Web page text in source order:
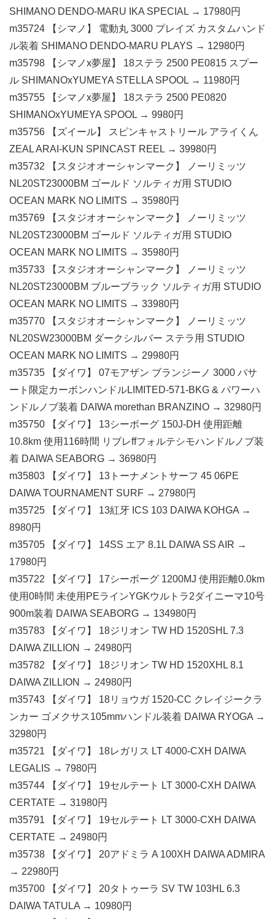
SHIMANO DENDO-MARU IKA SPECIAL → 17980円
m35724 【シマノ】 電動丸 3000 プレイズ カスタムハンド
ル装着 SHIMANO DENDO-MARU PLAYS → 12980円
m35798 【シマノx夢屋】 18ステラ 2500 PE0815 スプー
ル SHIMANOxYUMEYA STELLA SPOOL → 11980円
m35755 【シマノx夢屋】 18ステラ 2500 PE0820
SHIMANOxYUMEYA SPOOL → 9980円
m35756 【ズイール】 スピンキャストリール アライくん
ZEAL ARAI-KUN SPINCAST REEL → 39980円
m35732 【スタジオオーシャンマーク】 ノーリミッツ
NL20ST23000BM ゴールド ソルティガ用 STUDIO
OCEAN MARK NO LIMITS → 35980円
m35769 【スタジオオーシャンマーク】 ノーリミッツ
NL20ST23000BM ゴールド ソルティガ用 STUDIO
OCEAN MARK NO LIMITS → 35980円
m35733 【スタジオオーシャンマーク】 ノーリミッツ
NL20ST23000BM ブルーブラック ソルティガ用 STUDIO
OCEAN MARK NO LIMITS → 33980円
m35770 【スタジオオーシャンマーク】 ノーリミッツ
NL20SW23000BM ダークシルバー ステラ用 STUDIO
OCEAN MARK NO LIMITS → 29980円
m35735 【ダイワ】 07モアザン ブランジーノ 3000 バサ
ート限定カーボンハンドルLIMITED-571-BKG & パワーハ
ンドルノブ装着 DAIWA morethan BRANZINO → 32980円
m35750 【ダイワ】 13シーボーグ 150J-DH 使用距離
10.8km 使用116時間 リブレffフォルテシモハンドルノブ装
着 DAIWA SEABORG → 36980円
m35803 【ダイワ】 13トーナメントサーフ 45 06PE
DAIWA TOURNAMENT SURF → 27980円
m35725 【ダイワ】 13紅牙 ICS 103 DAIWA KOHGA →
8980円
m35705 【ダイワ】 14SS エア 8.1L DAIWA SS AIR →
17980円
m35722 【ダイワ】 17シーボーグ 1200MJ 使用距離0.0km
使用0時間 未使用PEラインYGKウルトラ2ダイニーマ10号
900m装着 DAIWA SEABORG → 134980円
m35783 【ダイワ】 18ジリオン TW HD 1520SHL 7.3
DAIWA ZILLION → 24980円
m35782 【ダイワ】 18ジリオン TW HD 1520XHL 8.1
DAIWA ZILLION → 24980円
m35743 【ダイワ】 18リョウガ 1520-CC クレイジークラ
ンカー ゴメクサス105mmハンドル装着 DAIWA RYOGA →
32980円
m35721 【ダイワ】 18レガリス LT 4000-CXH DAIWA
LEGALIS → 7980円
m35744 【ダイワ】 19セルテート LT 3000-CXH DAIWA
CERTATE → 31980円
m35791 【ダイワ】 19セルテート LT 3000-CXH DAIWA
CERTATE → 24980円
m35738 【ダイワ】 20アドミラ A 100XH DAIWA ADMIRA
→ 22980円
m35700 【ダイワ】 20タトゥーラ SV TW 103HL 6.3
DAIWA TATULA → 10980円